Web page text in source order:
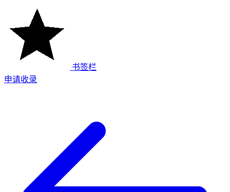
书签栏
申请收录